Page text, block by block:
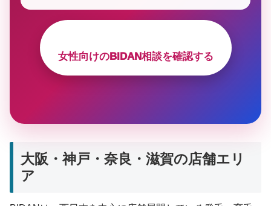
女性向けのBIDAN相談を確認する
大阪・神戸・奈良・滋賀の店舗エリ
ア